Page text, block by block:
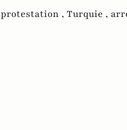
protestation , Turquie ,